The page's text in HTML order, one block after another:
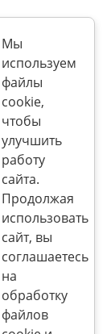
8, стр.10
Мы
используем
файлы
cookie,
чтобы
улучшить
работу
сайта.
Продолжая
использовать
сайт, вы
соглашаетесь
на
обработку
файлов